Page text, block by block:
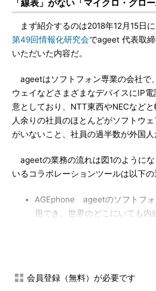
「線表」がない「マイクロ・グロ
まず紹介するのは2018年12月15日
第49回情報化研究会でageet 代表取
いただいた内容だ。
ageetはソフトフォン専業の会社で
ウェイなどさまざまなデバイスにIP
意としており、NTT東西やNECなど
人余りの社員のほとんどがソフトウ
がいないこと、社員の過半数が外国人
ageetの業務の流れは図1のように
いるコラボレーションツールは以下の
AGEphone ageetのソフトフ
用でき、世界のどこにいても内
た作業の自動化を組み込むこと
会員登録（無料）が必要です